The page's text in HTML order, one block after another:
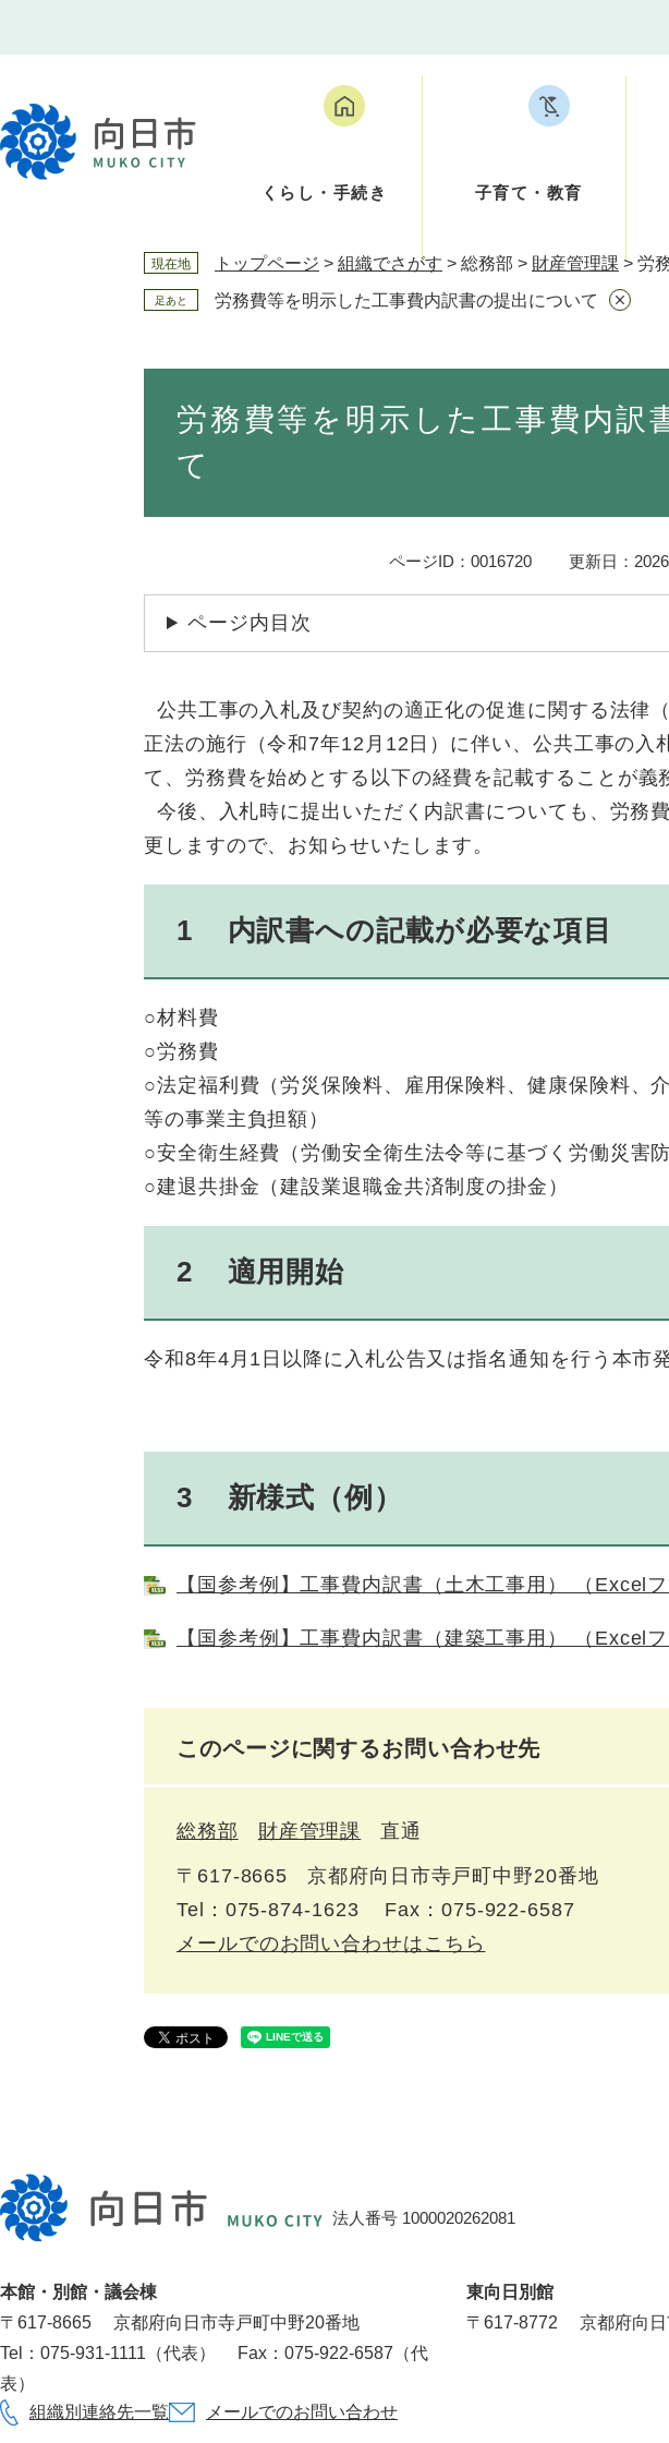
先
頭
で
を
飛
ば
くらし・手続き 子育て・教育
現在地 トップページ > 組織でさがす > 総務部 > 財産管理課 > 労
足あと 労務費等を明示した工事費内訳書の提出について
労務費等を明示した工事費内訳
て
ページID：0016720 更新日：
ページ内目次
公共工事の入札及び契約の適正化の促進に関する法律
正法の施行（令和7年12月12日）に伴い、公共工事の入
て、労務費を始めとする以下の経費を記載することが義
今後、入札時に提出いただく内訳書についても、労務
更しますので、お知らせいたします。
1 内訳書への記載が必要な項目
○材料費
○労務費
○法定福利費（労災保険料、雇用保険料、健康保険料、
等の事業主負担額）
○安全衛生経費（労働安全衛生法令等に基づく労働災害
○建退共掛金（建設業退職金共済制度の掛金）
2 適用開始
令和8年4月1日以降に入札公告又は指名通知を行う本市
3 新様式（例）
【国参考例】工事費内訳書（土木工事用） （Excel
【国参考例】工事費内訳書（建築工事用） （Excel
このページに関するお問い合わせ先
総務部 財産管理課 直通
〒617‐8665
京都府向日市寺戸町中野20番地
Tel：075-874-1623
Fax：075-922-6587
メールでのお問い合わせはこちら
向
日
法人番号 1000020262081
本館・別館・議会棟
〒617‐8665
京都府向日市寺戸町中野20番地
Tel：075-931-1111（代表）
Fax：075-922-6587（代
表）
東向日別館
〒617-8772
京都府向
組織別連絡先一覧 メールでのお問い合わせ